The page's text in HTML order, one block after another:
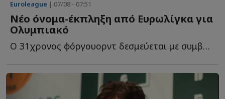
Euroleague | 07/08 - 07:51
Νέο όνομα-έκπληξη από Ευρωλίγκα για
Ολυμπιακό
O 31χρονος φόργουορντ δεσμεύεται με συμβόλαιο για ακόμη έ...